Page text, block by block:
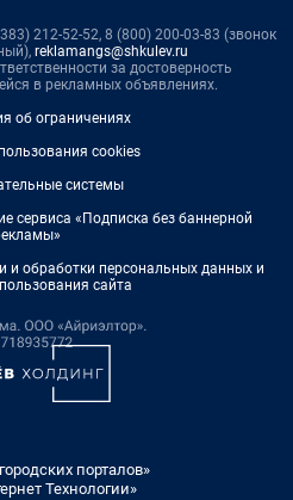
212-52-52, 8 (800) 200-03-83 (звонок
reklamangs@shkulev.ru
за достоверность
в рекламных объявлениях.
об ограничениях
cookies
системы
сервиса «Подписка без баннерной
и обработки персональных данных и
сайта
порталов»
Технологии»